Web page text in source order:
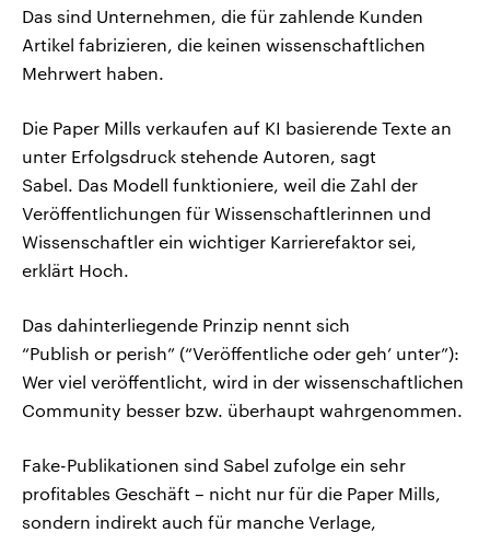
Das sind Unternehmen, die für zahlende Kunden
Artikel fabrizieren, die keinen wissenschaftlichen
Mehrwert haben.
Die Paper Mills verkaufen auf KI basierende Texte an
unter Erfolgsdruck stehende Autoren, sagt
Sabel. Das Modell funktioniere, weil die Zahl der
Veröffentlichungen für Wissenschaftlerinnen und
Wissenschaftler ein wichtiger Karrierefaktor sei,
erklärt Hoch.
Das dahinterliegende Prinzip nennt sich
“Publish or perish” (“Veröffentliche oder geh’ unter”):
Wer viel veröffentlicht, wird in der wissenschaftlichen
Community besser bzw. überhaupt wahrgenommen.
Fake-Publikationen sind Sabel zufolge ein sehr
profitables Geschäft – nicht nur für die Paper Mills,
sondern indirekt auch für manche Verlage,